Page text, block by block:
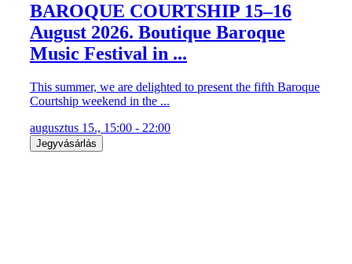
BAROQUE COURTSHIP 15–16
August 2026. Boutique Baroque
Music Festival in ...
This summer, we are delighted to present the fifth Baroque
Courtship weekend in the ...
augusztus 15., 15:00 - 22:00
Jegyvásárlás